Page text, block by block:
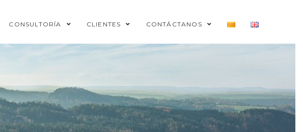
CONSULTORÍA CLIENTES CONTÁCTANOS